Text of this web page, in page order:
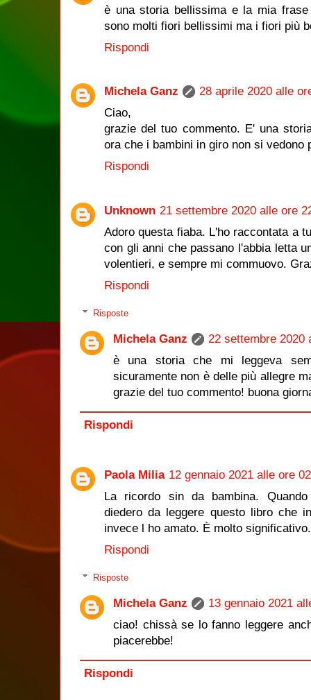
è una storia bellissima e la mia
sono molti fiori bellissimi ma i fiori più
Rispondi
Michela Ganz
28 aprile 2020 alle
Ciao,
grazie del tuo commento. E' una
ora che i bambini in giro non si vedono
Rispondi
Unknown 21 settembre 2020 alle ore
Adoro questa fiaba. L'ho raccontata a
con gli anni che passano l'abbia letta
volentieri, e sempre mi commuovo.
Rispondi
Risposte
Michela Ganz
22 settembre 2020
è una storia che mi leggeva
sicuramente non è delle più allegre
grazie del tuo commento! buona
Rispondi
Paola Milia 12 gennaio 2021 alle ore
La ricordo sin da bambina.
diedero da leggere questo libro che
invece l ho amato. È molto significativo.
Rispondi
Risposte
Michela Ganz
13 gennaio 2021
ciao! chissà se lo fanno leggere
piacerebbe!
Rispondi